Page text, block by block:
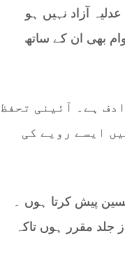
آزاد نہیں ہو
بھی ان کے ساتھ
ہے۔ آئینی تحفظ
ایسے رویے کی
پیش کرتا ہوں ۔
جلد مقرر ہوں تاکہ